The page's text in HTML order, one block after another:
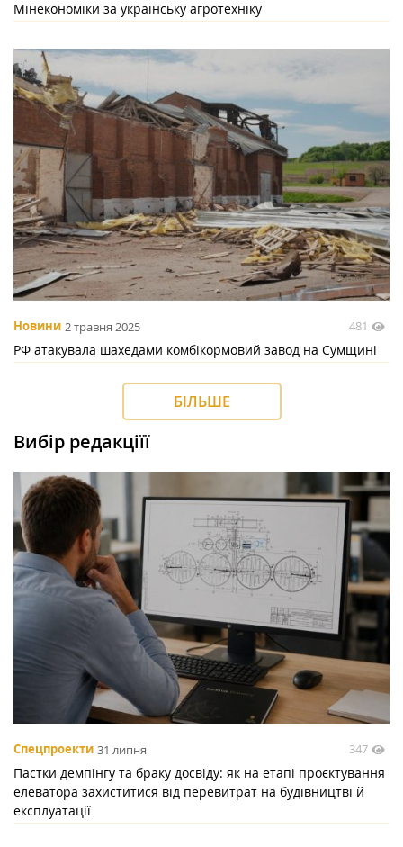
Мінекономіки за українську агротехніку
Новини 2 травня 2025 481
РФ атакувала шахедами комбікормовий завод на Сумщині
БІЛЬШЕ
Вибір редакціїї
Спецпроекти 31 липня 347
Пастки демпінгу та браку досвіду: як на етапі проєктування
елеватора захиститися від перевитрат на будівництві й
експлуатації